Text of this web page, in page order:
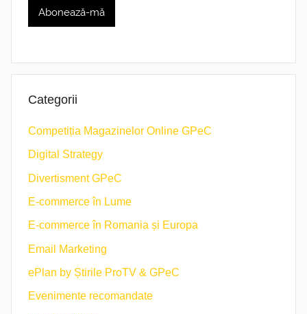
Categorii
Competiția Magazinelor Online GPeC
Digital Strategy
Divertisment GPeC
E-commerce în Lume
E-commerce în Romania și Europa
Email Marketing
ePlan by Știrile ProTV & GPeC
Evenimente recomandate